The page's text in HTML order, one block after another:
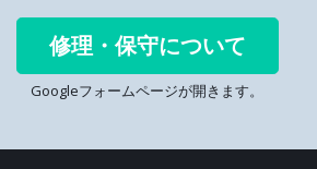
修理・保守について
Googleフォームページが開きます。